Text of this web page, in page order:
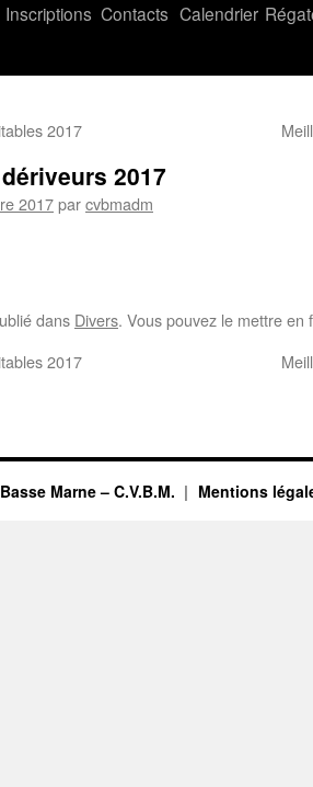
Inscriptions Contacts Calendrier
2017
2017
2017parcvbmadm
dans Divers. Vous pouvez le mettre
2017
Marne – C.V.B.M. Mentions